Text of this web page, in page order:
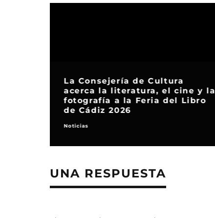
La Consejería de Cultura
acerca la literatura, el cine y la
fotografía a la Feria del Libro
de Cádiz 2026
Noticias
UNA RESPUESTA